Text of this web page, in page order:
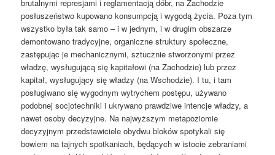
brutalnymi represjami i reglamentacją dóbr, na Zachodzie
posłuszeństwo kupowano konsumpcją i wygodą życia. Poza tym
wszystko była tak samo – i w jednym, i w drugim obszarze
demontowano tradycyjne, organiczne struktury społeczne,
zastępując je mechanicznymi, sztucznie stworzonymi przez
władzę, wysługującą się kapitałowi (na Zachodzie) lub przez
kapitał, wysługujący się władzy (na Wschodzie). I tu, i tam
posługiwano się wygodnym wytrychem postępu, używano
podobnej socjotechniki i ukrywano prawdziwe intencje władzy, a
nawet osoby decyzyjne. Na najwyższym metapoziomie
decyzyjnym przedstawiciele obydwu bloków spotykali się
bowiem na tajnych spotkaniach, będących w istocie zebraniami